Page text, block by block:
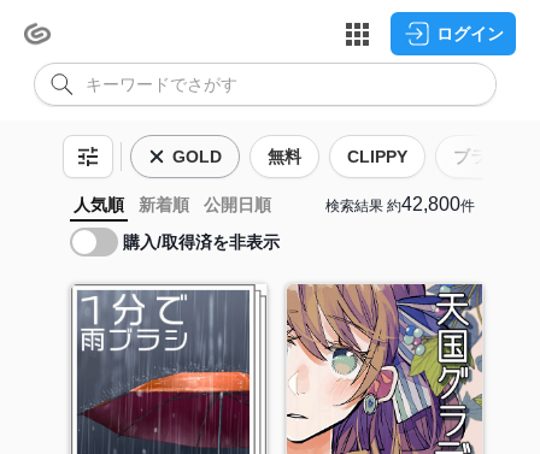
ログイン
GOLD 無料 CLIPPY ブラシ
人気順 新着順
公開日順
購入/取得済を非表示
検索結果 約42,800件